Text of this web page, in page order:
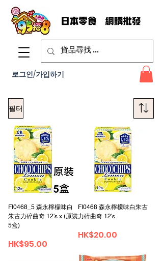
로그인/가입하기
필터
FI0468_5 森永檸檬味白
朱古力碎曲奇 12's x (原裝
5盒)
가격
HK$95.00
FI0468 森永檸檬味白朱古
力碎曲奇 12's
가격
HK$20.00